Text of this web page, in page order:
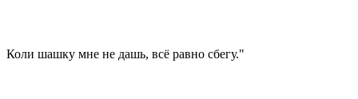
Коли шашку мне не дашь, всё равно сбегу."